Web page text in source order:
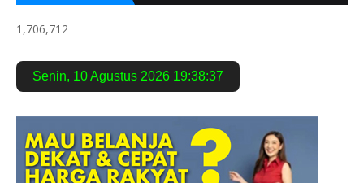
1,706,712
Senin, 10 Agustus 2026 19:38:39